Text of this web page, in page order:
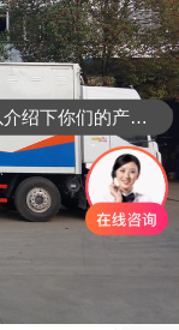
可以介绍下你们的产品么